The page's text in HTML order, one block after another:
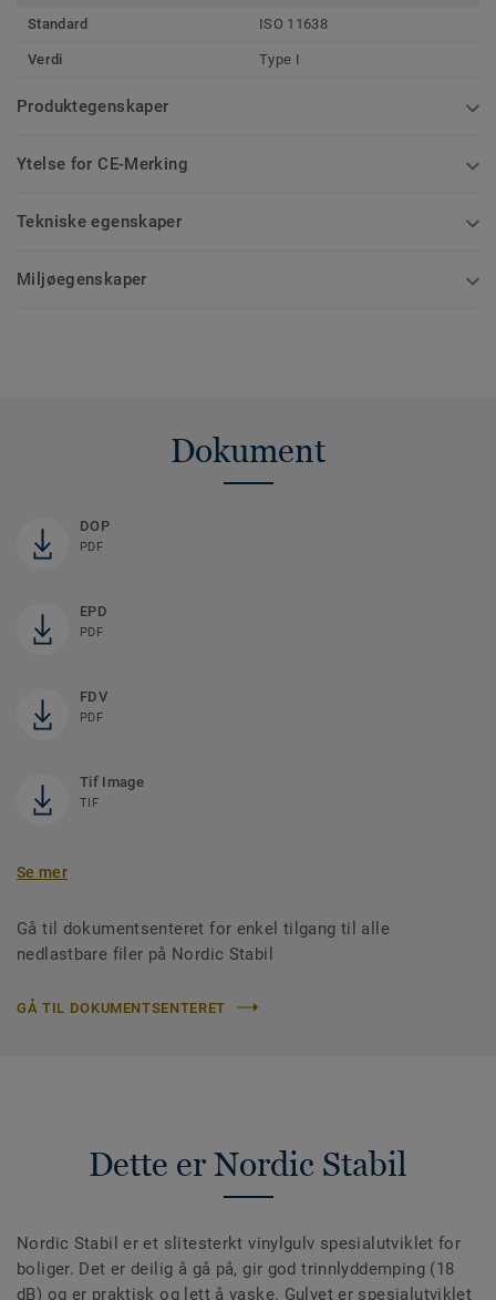
Standard
ISO 11638
Verdi Type I
Produktegenskaper
Ytelse for CE-Merking
Tekniske egenskaper
Miljøegenskaper
Dokument
DOP
PDF
EPD
PDF
FDV
PDF
Tif Image
TIF
Se mer
Gå til dokumentsenteret for enkel tilgang til alle
nedlastbare filer på Nordic Stabil
GÅ TIL DOKUMENTSENTERET
Dette er Nordic Stabil
Nordic Stabil er et slitesterkt vinylgulv spesialutviklet for
boliger. Det er deilig å gå på, gir god trinnlyddemping (18
dB) og er praktisk og lett å vaske. Gulvet er spesialutviklet